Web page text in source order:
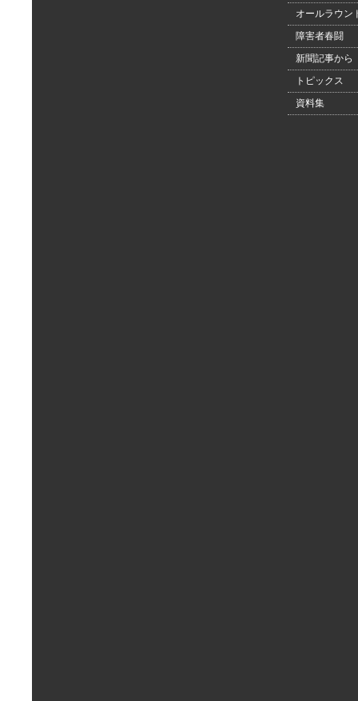
オールラウン
障害者春闘
新聞記事から
トピックス
資料集